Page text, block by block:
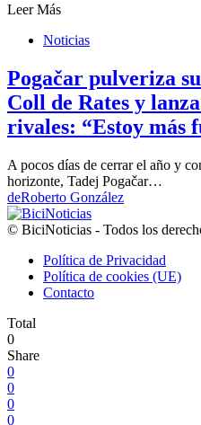
Leer Más
Noticias
Pogačar pulveriza
Coll de Rates y
rivales: “Estoy más
A pocos días de cerrar el año y
horizonte, Tadej Pogačar…
deRoberto González
© BiciNoticias - Todos los
Política de Privacidad
Política de cookies (UE)
Contacto
Total
0
Share
0
0
0
0